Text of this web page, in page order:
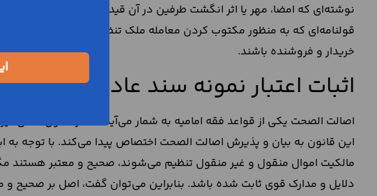
نوشته‌ای که امضا، مهر یا اثر انگشت طرفین در آن قید نشده، یک نوشته
قولنامه‌ای که به منظور مکتوب کردن معامله ملک تنظیم می‌شوند در صورتی
خریدار و فروشنده باشند.
اثبات اعتبار نمونه سند عادی ملک با
این قانون به بیان و پذیرش اصالت الصحت اختصاص پیدا می‌کند. با توجه به
مالکیت اموال منقول و غیر منقول تنظیم می‌شوند، صحیح و معتبر هستند
دلایل و مدارک قوی ثابت شده باشد. بنابراین می‌توان گفت، اصل بر صحیح